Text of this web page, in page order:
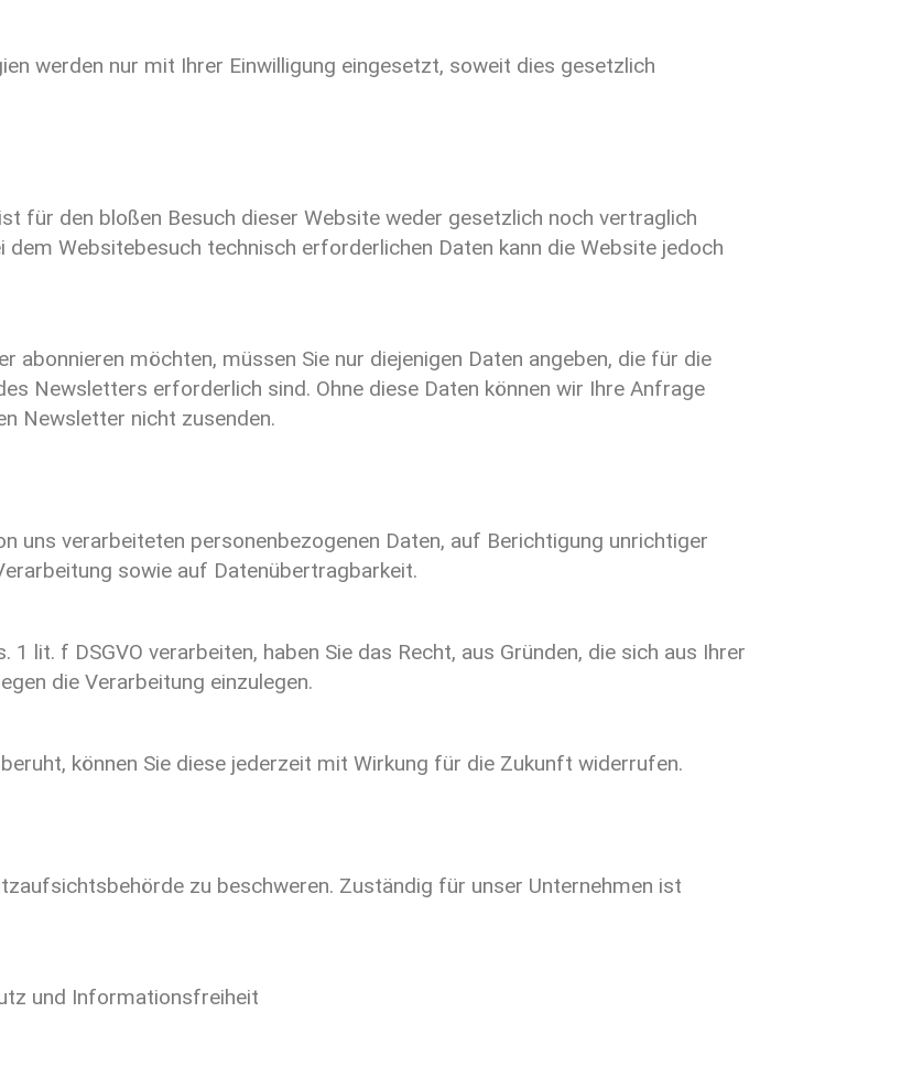
werden nur mit Ihrer Einwilligung eingesetzt, soweit dies gesetzlich
für den bloßen Besuch dieser Website weder gesetzlich noch vertraglich
Websitebesuch technisch erforderlichen Daten kann die Website jedoch
abonnieren möchten, müssen Sie nur diejenigen Daten angeben, die für die
Newsletters erforderlich sind. Ohne diese Daten können wir Ihre Anfrage
Newsletter nicht zusenden.
uns verarbeiteten personenbezogenen Daten, auf Berichtigung unrichtiger
sowie auf Datenübertragbarkeit.
lit. f DSGVO verarbeiten, haben Sie das Recht, aus Gründen, die sich aus Ihrer
die Verarbeitung einzulegen.
können Sie diese jederzeit mit Wirkung für die Zukunft widerrufen.
zu beschweren. Zuständig für unser Unternehmen ist
und Informationsfreiheit